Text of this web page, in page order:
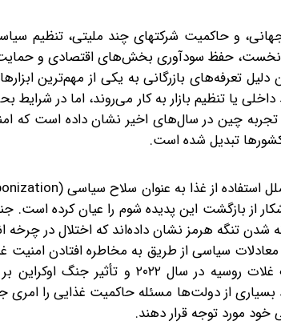
و حاکمیت شرکتهای چند ملیتی، تنظیم
حفظ سودآوری بخش‌های اقتصادی و حمایت
تعرفه‌های بازرگانی به یکی از مهم‌ترین
داخلی یا تنظیم بازار به کار می‌روند، اما در
چین در سال‌های اخیر نشان داده است که
تبدیل شده است.
از بازگشت این پدیده شوم را عیان کرده
شدن تنگه هرمز نشان داده‌اند که اختلال در چرخه
معادلات سیاسی از طریق به مخاطره افتادن امنیت
می‌توان در محدودیت‌های صادرات غلات
از دولت‌ها مسئله حاکمیت غذایی را امری
خود مورد توجه قرار دهند.